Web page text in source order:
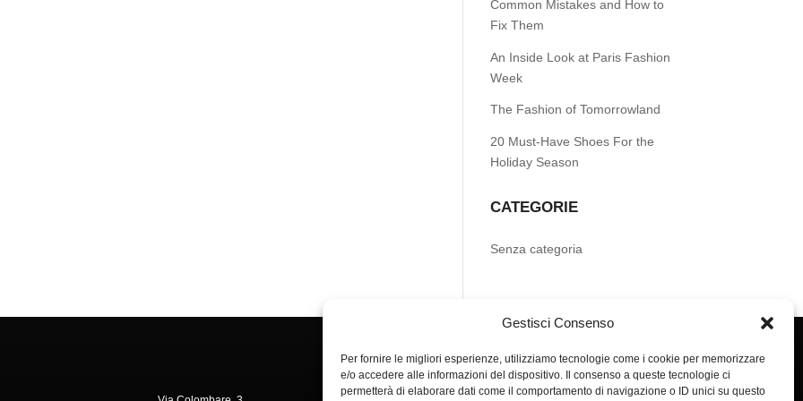
Gestisci Consenso
Per fornire le migliori esperienze, utilizziamo tecnologie come i cookie per memorizzare
e/o accedere alle informazioni del dispositivo. Il consenso a queste tecnologie ci
permetterà di elaborare dati come il comportamento di navigazione o ID unici su questo
Common Mistakes and How to
Fix Them
An Inside Look at Paris Fashion
Week
The Fashion of Tomorrowland
20 Must-Have Shoes For the
Holiday Season
CATEGORIE
Senza categoria